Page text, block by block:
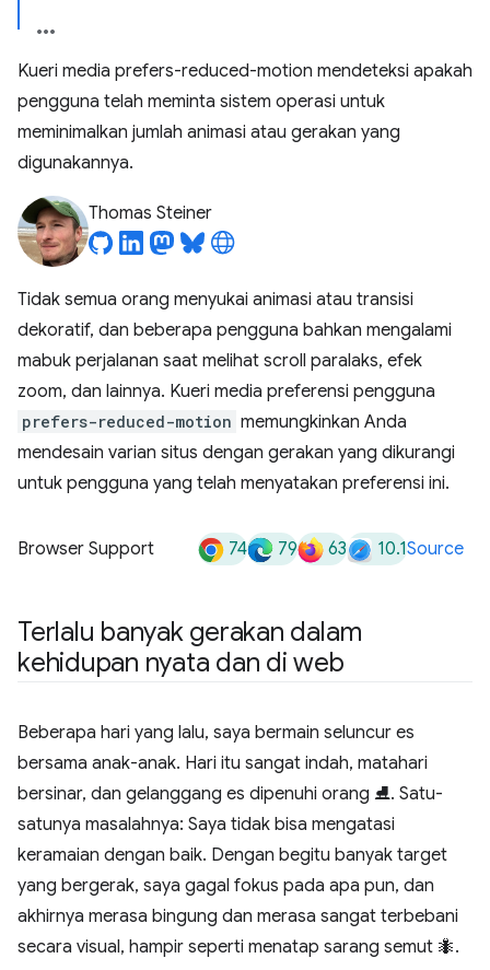
Kueri media prefers-reduced-motion mendeteksi apakah
pengguna telah meminta sistem operasi untuk
meminimalkan jumlah animasi atau gerakan yang
digunakannya.
Thomas Steiner
Tidak semua orang menyukai animasi atau transisi
dekoratif, dan beberapa pengguna bahkan mengalami
mabuk perjalanan saat melihat scroll paralaks, efek
zoom, dan lainnya. Kueri media preferensi pengguna
prefers-reduced-motion memungkinkan Anda
mendesain varian situs dengan gerakan yang dikurangi
untuk pengguna yang telah menyatakan preferensi ini.
Browser Support 74 79 63 10.1Source
Terlalu banyak gerakan dalam
kehidupan nyata dan di web
Beberapa hari yang lalu, saya bermain seluncur es
bersama anak-anak. Hari itu sangat indah, matahari
bersinar, dan gelanggang es dipenuhi orang ⛸. Satu-
satunya masalahnya: Saya tidak bisa mengatasi
keramaian dengan baik. Dengan begitu banyak target
yang bergerak, saya gagal fokus pada apa pun, dan
akhirnya merasa bingung dan merasa sangat terbebani
secara visual, hampir seperti menatap sarang semut 🐜.